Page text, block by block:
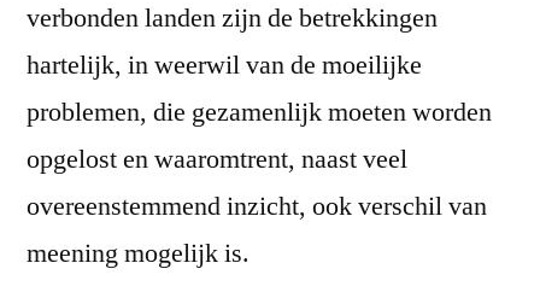
verbonden landen zijn de betrekkingen
hartelijk, in weerwil van de moeilijke
problemen, die gezamenlijk moeten worden
opgelost en waaromtrent, naast veel
overeenstemmend inzicht, ook verschil van
meening mogelijk is.